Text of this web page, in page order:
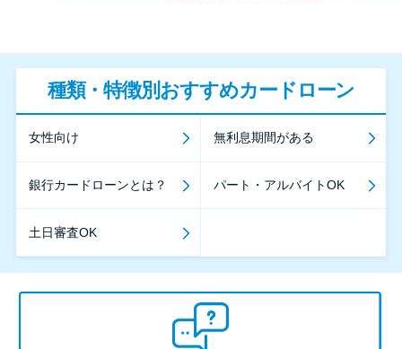
種類・特徴別おすすめカードローン
女性向け 無利息期間がある
銀行カードローンとは？ パート・アルバイトOK
土日審査OK